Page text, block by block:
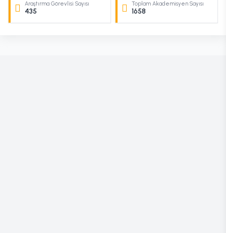
Araştırma Görevlisi Sayısı
435
Toplam Akademisyen Sayısı
1658